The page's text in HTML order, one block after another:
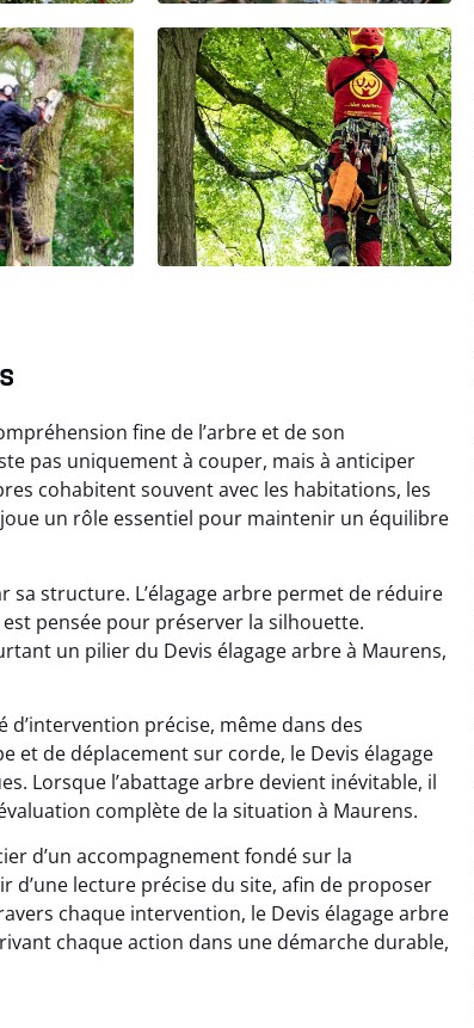
fine de l’arbre et de son
pas uniquement à couper, mais à anticiper
cohabitent souvent avec les habitations, les
un rôle essentiel pour maintenir un équilibre
sa structure. L’élagage arbre permet de réduire
pensée pour préserver la silhouette.
un pilier du Devis élagage arbre à Maurens,
précise, même dans des
et de déplacement sur corde, le Devis élagage
Lorsque l’abattage arbre devient inévitable, il
complète de la situation à Maurens.
d’un accompagnement fondé sur la
d’une lecture précise du site, afin de proposer
chaque intervention, le Devis élagage arbre
chaque action dans une démarche durable,